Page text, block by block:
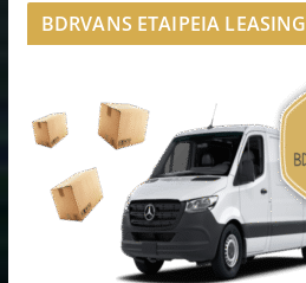
BDRVANS ΕΤΑΙΡΕΙΑ LEASING